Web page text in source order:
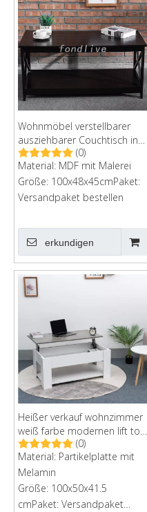
Wohnmöbel verstellbarer
ausziehbarer Couchtisch in
modernem Design für das
Wohnzimmer
(0)
Material: MDF mit Malerei
Größe: 100x48x45cmPaket:
Versandpaket bestellen
erkundigen
Heißer verkauf wohnzimmer
weiß farbe modernen lift top
couchtisch
(0)
Material: Partikelplatte mit
Melamin
Größe: 100x50x41.5
cmPaket: Versandpaket